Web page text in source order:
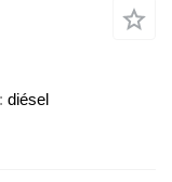
diésel